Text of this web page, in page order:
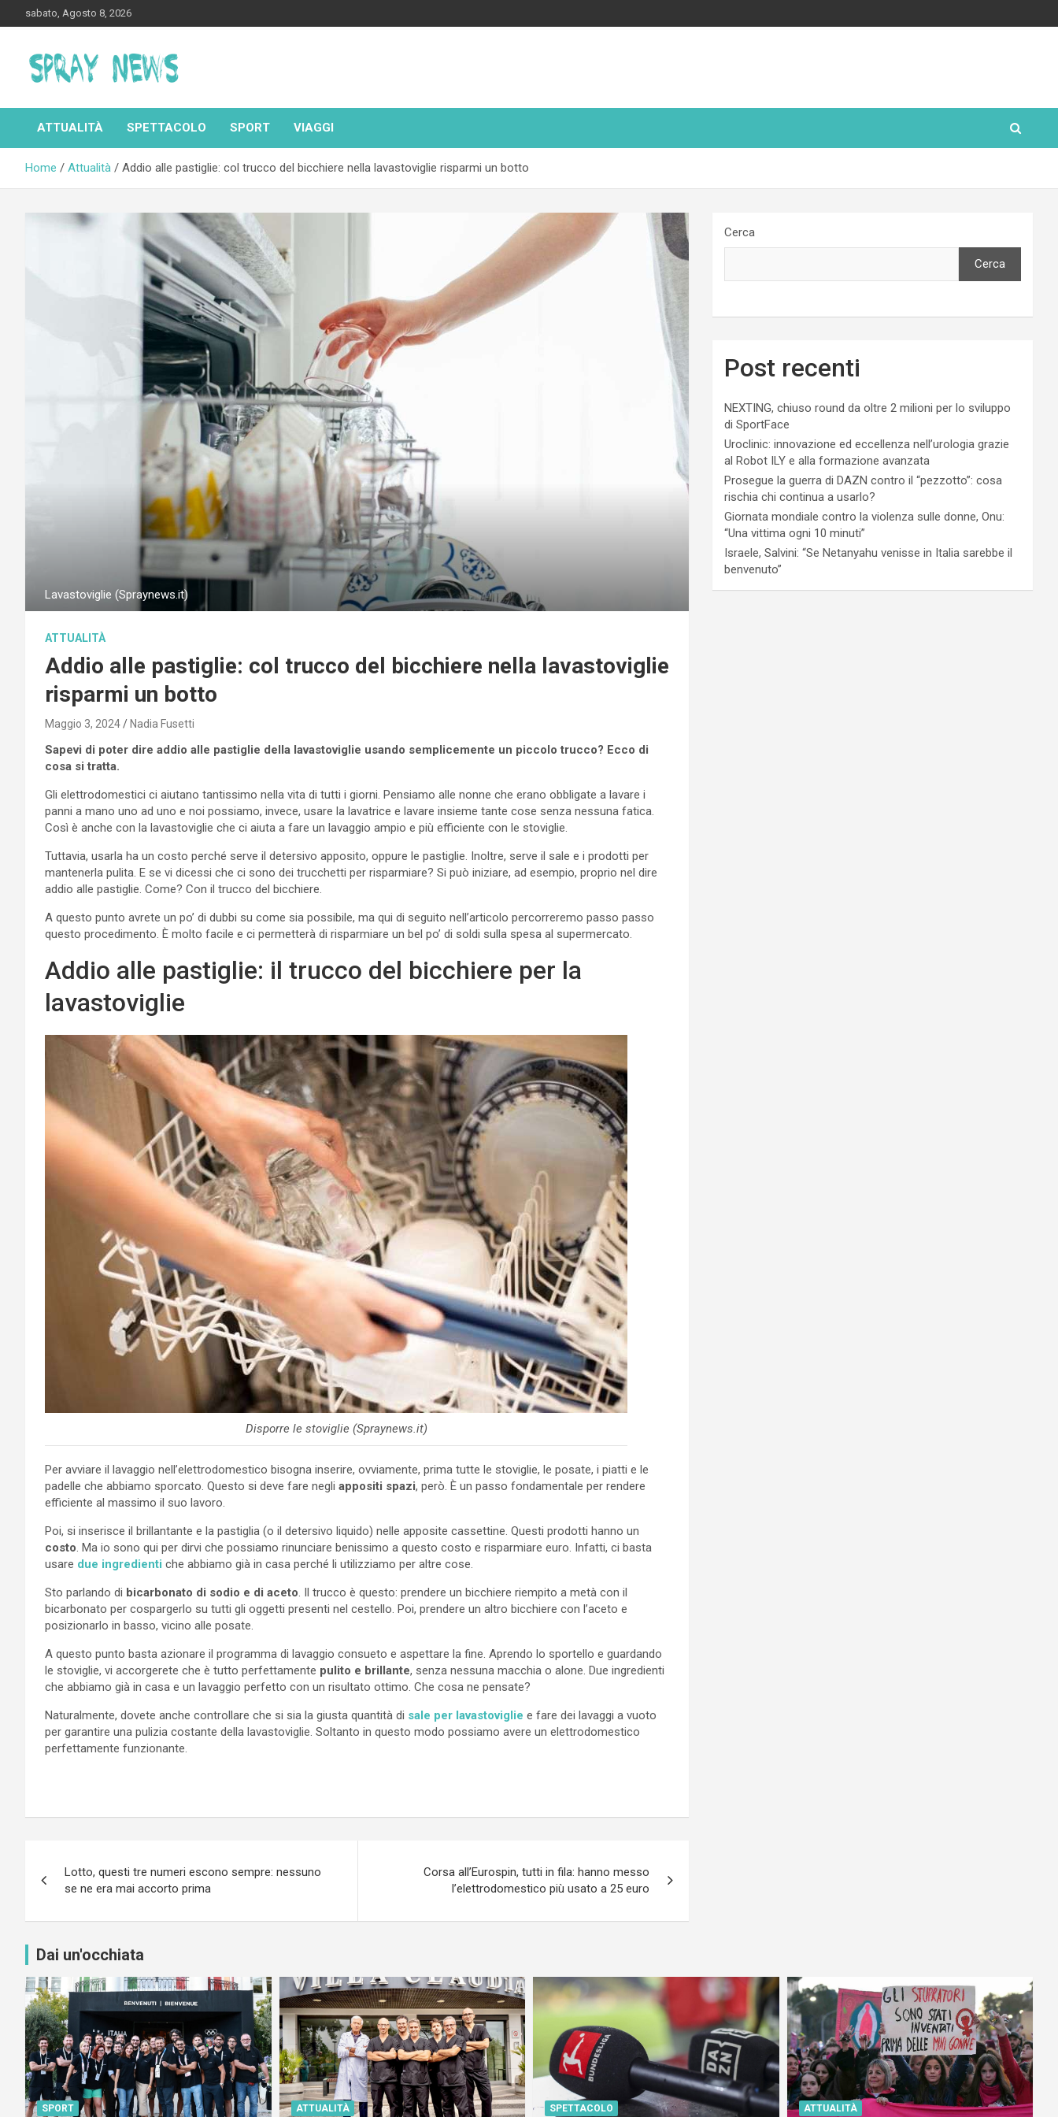
to
sabato, Agosto 8, 2026
Spraynews.it
ATTUALITÀ SPETTACOLO SPORT VIAGGI
Home Attualità Addio alle pastiglie: col trucco del bicchiere nella lavastoviglie risparmi un botto
Lavastoviglie (Spraynews.it)
ATTUALITÀ
Addio alle pastiglie: col trucco del bicchiere nella lavastoviglie
risparmi un botto
Maggio 3, 2024 Nadia Fusetti
Sapevi di poter dire addio alle pastiglie della lavastoviglie usando semplicemente un piccolo trucco? Ecco di
cosa si tratta.
Gli elettrodomestici ci aiutano tantissimo nella vita di tutti i giorni. Pensiamo alle nonne che erano obbligate a lavare i
panni a mano uno ad uno e noi possiamo, invece, usare la lavatrice e lavare insieme tante cose senza nessuna fatica.
Così è anche con la lavastoviglie che ci aiuta a fare un lavaggio ampio e più efficiente con le stoviglie.
Tuttavia, usarla ha un costo perché serve il detersivo apposito, oppure le pastiglie. Inoltre, serve il sale e i prodotti per
mantenerla pulita. E se vi dicessi che ci sono dei trucchetti per risparmiare? Si può iniziare, ad esempio, proprio nel dire
addio alle pastiglie. Come? Con il trucco del bicchiere.
A questo punto avrete un po’ di dubbi su come sia possibile, ma qui di seguito nell’articolo percorreremo passo passo
questo procedimento. È molto facile e ci permetterà di risparmiare un bel po’ di soldi sulla spesa al supermercato.
Addio alle pastiglie: il trucco del bicchiere per la
lavastoviglie
Disporre le stoviglie (Spraynews.it)
Per avviare il lavaggio nell’elettrodomestico bisogna inserire, ovviamente, prima tutte le stoviglie, le posate, i piatti e le
padelle che abbiamo sporcato. Questo si deve fare negli appositi spazi, però. È un passo fondamentale per rendere
efficiente al massimo il suo lavoro.
Poi, si inserisce il brillantante e la pastiglia (o il detersivo liquido) nelle apposite cassettine. Questi prodotti hanno un
costo . Ma io sono qui per dirvi che possiamo rinunciare benissimo a questo costo e risparmiare euro. Infatti, ci basta
usare due ingredienti che abbiamo già in casa perché li utilizziamo per altre cose.
Sto parlando di bicarbonato di sodio e di aceto . Il trucco è questo: prendere un bicchiere riempito a metà con il
bicarbonato per cospargerlo su tutti gli oggetti presenti nel cestello. Poi, prendere un altro bicchiere con l’aceto e
posizionarlo in basso, vicino alle posate.
A questo punto basta azionare il programma di lavaggio consueto e aspettare la fine. Aprendo lo sportello e guardando
le stoviglie, vi accorgerete che è tutto perfettamente pulito e brillante, senza nessuna macchia o alone. Due ingredienti
che abbiamo già in casa e un lavaggio perfetto con un risultato ottimo. Che cosa ne pensate?
Naturalmente, dovete anche controllare che si sia la giusta quantità di sale per lavastoviglie e fare dei lavaggi a vuoto
per garantire una pulizia costante della lavastoviglie. Soltanto in questo modo possiamo avere un elettrodomestico
perfettamente funzionante.
articoli
Lotto, questi tre numeri escono sempre: nessuno
se ne era mai accorto prima
Corsa all’Eurospin, tutti in fila: hanno messo
l’elettrodomestico più usato a 25 euro
Cerca
Cerca
Post recenti
NEXTING, chiuso round da oltre 2 milioni per lo sviluppo
di SportFace
Uroclinic: innovazione ed eccellenza nell’urologia grazie
al Robot ILY e alla formazione avanzata
Prosegue la guerra di DAZN contro il “pezzotto”: cosa
rischia chi continua a usarlo?
Giornata mondiale contro la violenza sulle donne, Onu:
“Una vittima ogni 10 minuti”
Israele, Salvini: “Se Netanyahu venisse in Italia sarebbe il
benvenuto”
Dai un'occhiata
SPORT ATTUALITÀ SPETTACOLO ATTUALITÀ